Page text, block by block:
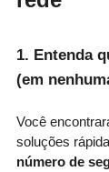
1. Entenda
(em
Você
soluções
número de